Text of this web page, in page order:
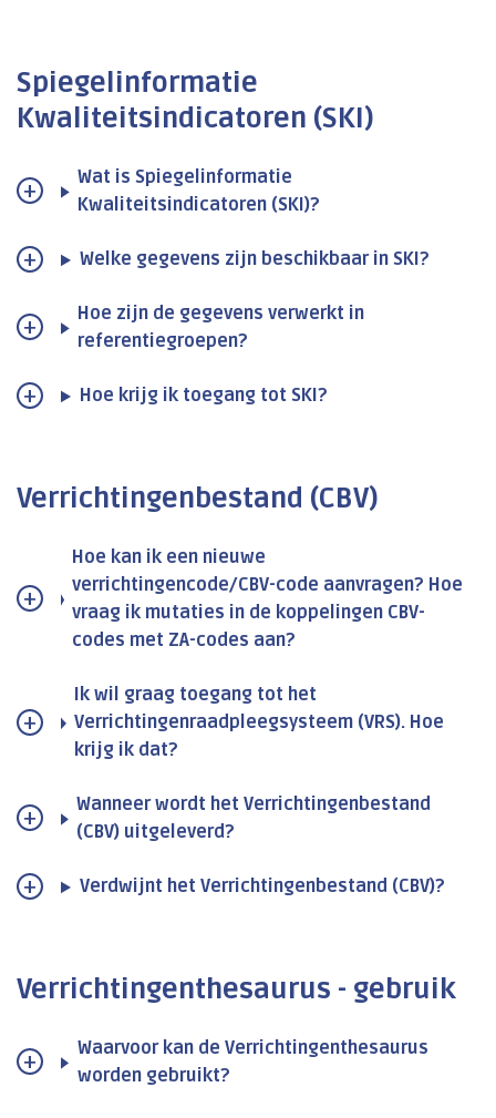
Spiegelinformatie
Kwaliteitsindicatoren (SKI)
Wat is Spiegelinformatie
Kwaliteitsindicatoren (SKI)?
Welke gegevens zijn beschikbaar in SKI?
Hoe zijn de gegevens verwerkt in
referentiegroepen?
Hoe krijg ik toegang tot SKI?
Verrichtingenbestand (CBV)
Hoe kan ik een nieuwe
verrichtingencode/CBV-code aanvragen? Hoe
vraag ik mutaties in de koppelingen CBV-
codes met ZA-codes aan?
Ik wil graag toegang tot het
Verrichtingenraadpleegsysteem (VRS). Hoe
krijg ik dat?
Wanneer wordt het Verrichtingenbestand
(CBV) uitgeleverd?
Verdwijnt het Verrichtingenbestand (CBV)?
Verrichtingenthesaurus - gebruik
Waarvoor kan de Verrichtingenthesaurus
worden gebruikt?